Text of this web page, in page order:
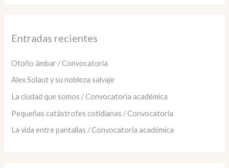
r
:
Entradas recientes
Otoño ámbar / Convocatoria
Alex Solaut y su nobleza salvaje
La ciudad que somos / Convocatoria académica
Pequeñas catástrofes cotidianas / Convocatoria
La vida entre pantallas / Convocatoria académica